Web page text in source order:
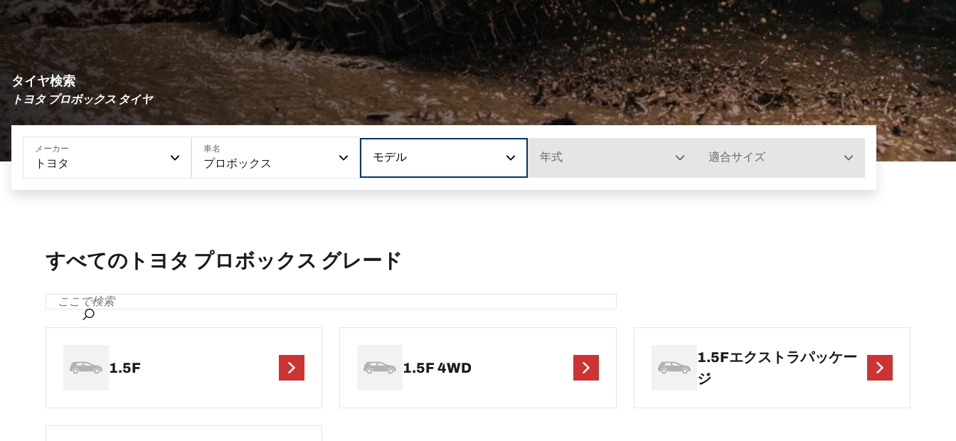
タイヤ検索
トヨタ プロボックス タイヤ
メーカー
トヨタ
車名
プロボックス
モデル 年式 適合サイズ
すべてのトヨタ プロボックス グレード
1.5F 1.5F 4WD
1.5Fエクストラパッケー
ジ